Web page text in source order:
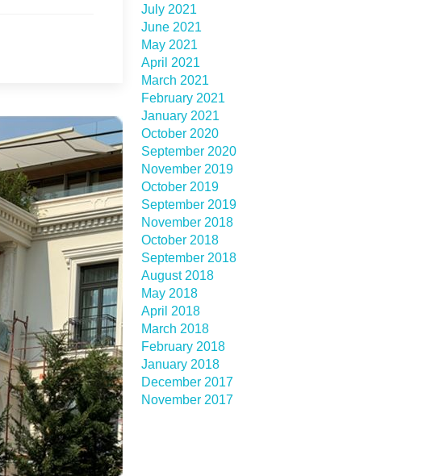
July 2021
June 2021
May 2021
April 2021
March 2021
February 2021
January 2021
October 2020
September 2020
November 2019
October 2019
September 2019
November 2018
October 2018
September 2018
August 2018
May 2018
April 2018
March 2018
February 2018
January 2018
December 2017
November 2017